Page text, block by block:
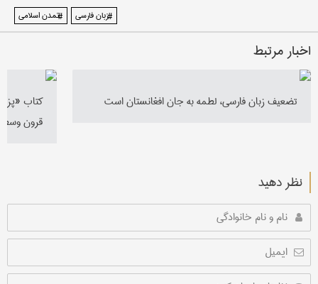
#زبان فارسی #تمدن اسلامی
اخبار مرتبط
تضعیف زبان فارسی، لطمه به جان افغانستان است
کتاب
قرون
نظر دهید